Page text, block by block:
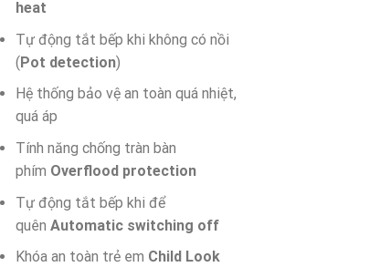
heat
Tự động tắt bếp khi không có nồi
(Pot detection)
Hệ thống bảo vệ an toàn quá nhiệt,
quá áp
Tính năng chống tràn bàn
phím Overflood protection
Tự động tắt bếp khi để
quên Automatic switching off
Khóa an toàn trẻ em Child Look